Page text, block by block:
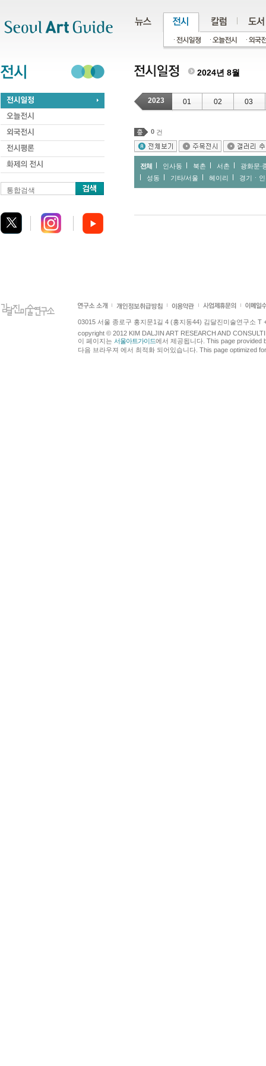
통합검색
2024년 8월
2023 01 02 03
0 건
전체 인사동 북촌 서촌
광화문∙
성동
기타/서울 헤이리 경기ㆍ
03015 서울 종로구 홍지문1길 4 (홍지동44) 김달진미술연구소 T
copyright © 2012 KIM DALJIN ART RESEARCH AND
이 페이지는 서울아트가이드에서 제공됩니다. This page provided
다음 브라우져 에서 최적화 되어있습니다. This page optimized